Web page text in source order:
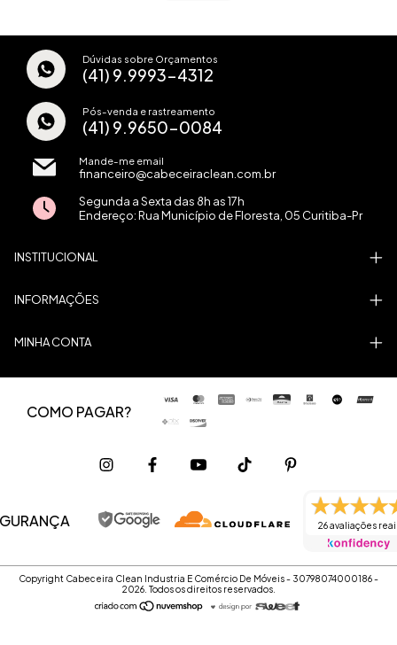
Dúvidas sobre Orçamentos
(41) 9.9993-4312
Pós-venda e rastreamento
(41) 9.9650-0084
Mande-me email
financeiro@cabeceiraclean.com.br
Segunda a Sexta das 8h as 17h
Endereço: Rua Município de Floresta, 05 Curitiba-Pr
INSTITUCIONAL
INFORMAÇÕES
MINHA CONTA
COMO PAGAR?
26 avaliações
Copyright Cabeceira Clean Industria E Comércio De Móveis - 30798074000186 -
2026. Todos os direitos reservados.